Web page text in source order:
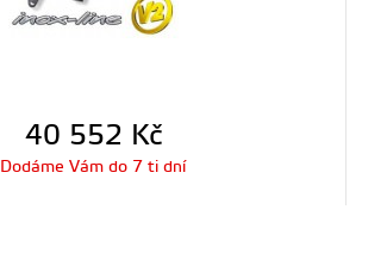
40 552 Kč
Dodáme Vám do 7 ti dní